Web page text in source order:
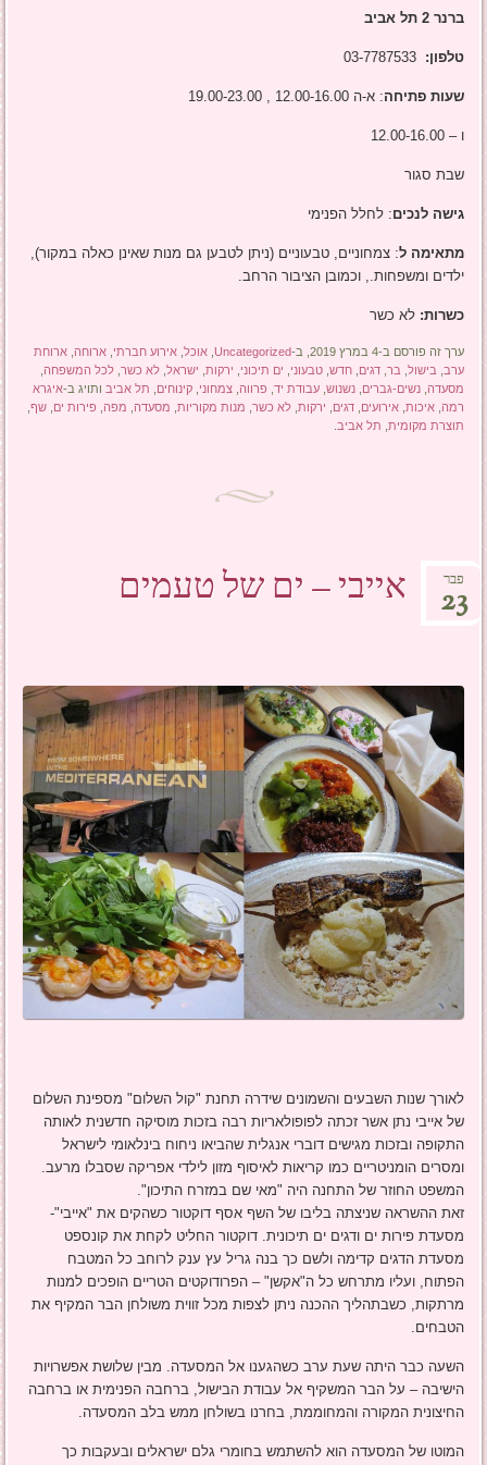
ברנר 2 תל אביב
טלפון: 03-7787533
שעות פתיחה: א-ה 12.00-16.00 , 19.00-23.00
ו – 12.00-16.00
שבת סגור
גישה לנכים: לחלל הפנימי
מתאימה ל: צמחוניים, טבעוניים (ניתן לטבען גם מנות שאינן כאלה במקור),
ילדים ומשפחות., וכמובן הציבור הרחב.
כשרות:לא כשר
ערך זה פורסם ב-4 במרץ 2019, ב- Uncategorized
,אוכל ,אירוע חברתי ,ארוחה ,ארוחת
ערב בישול בר ,דגים ,חדש ,טבעוני ים תיכוני ירקות ישראל ,לא כשר ,לכל המשפחה
מסעדה ,נשים-גברים ,נשנוש ,עבודת יד פרווה ,צמחוני ,קינוחים תל אביב ותויג ב-איגרא
רמה ,איכות ,אירועים ,דגים ירקות ,לא כשר מנות מקוריות מסעדה מפה פירות ים ,שף
תוצרת מקומית תל אביב
אייבי – ים של טעמים פבר
23
לאורך שנות השבעים והשמונים שידרה תחנת "קול השלום" מספינת השלום
של אייבי נתן אשר זכתה לפופולאריות רבה בזכות מוסיקה חדשנית לאותה
התקופה ובזכות מגישים דוברי אנגלית שהביאו ניחוח בינלאומי לישראל
ומסרים הומניטריים כמו קריאות לאיסוף מזון לילדי אפריקה שסבלו מרעב.
המשפט החוזר של התחנה היה "מאי שם במזרח התיכון".
זאת ההשראה שניצתה בליבו של השף אסף דוקטור כשהקים את "אייבי"-
מסעדת פירות ים ודגים ים תיכונית. דוקטור החליט לקחת את קונספט
מסעדת הדגים קדימה ולשם כך בנה גריל עץ ענק לרוחב כל המטבח
הפתוח, ועליו מתרחש כל ה"אקשן" – הפרודוקטים הטריים הופכים למנות
מרתקות, כשבתהליך ההכנה ניתן לצפות מכל זווית משולחן הבר המקיף את
הטבחים.
השעה כבר היתה שעת ערב כשהגענו אל המסעדה. מבין שלושת אפשרויות
הישיבה – על הבר המשקיף אל עבודת הבישול, ברחבה הפנימית או ברחבה
החיצונית המקורה והמחוממת, בחרנו בשולחן ממש בלב המסעדה.
המוטו של המסעדה הוא להשתמש בחומרי גלם ישראלים ובעקבות כך